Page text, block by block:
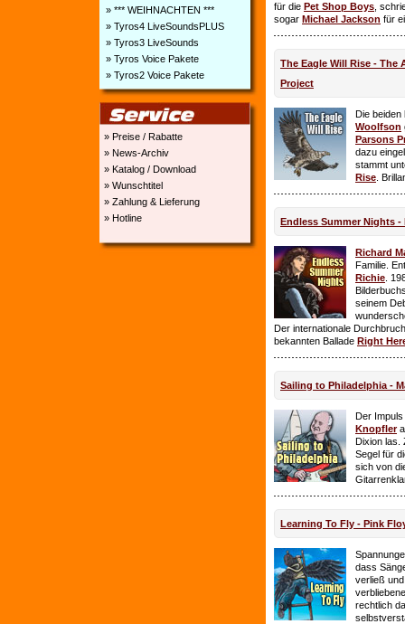
» *** WEIHNACHTEN ***
» Tyros4 LiveSoundsPLUS
» Tyros3 LiveSounds
» Tyros Voice Pakete
» Tyros2 Voice Pakete
» Preise / Rabatte
» News-Archiv
» Katalog / Download
» Wunschtitel
» Zahlung & Lieferung
» Hotline
für die Pet Shop Boys ,
sogar Michael Jackson für
The Eagle Will Rise - The
Project
Die beiden
Woolfson
Parsons
dazu
stammt
Rise .
Endless Summer Nights -
Richard
Familie.
Richie .
seinem
Der internationale
bekannten Ballade Right
Sailing to Philadelphia -
Der
Knopfler
Dixion las.
Segel für
sich von
Learning To Fly - Pink
dass
verließ
rechtlich